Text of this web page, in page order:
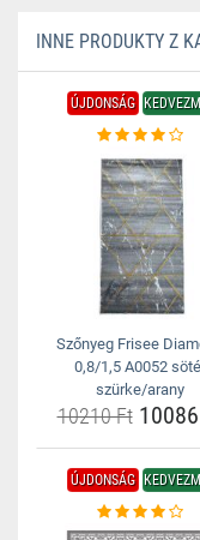
INNE PRODUKTY Z
ÚJDONSÁG
Szőnyeg Frisee
0,8/1,5 A0052
szürke/arany
10210 Ft
ÚJDONSÁG